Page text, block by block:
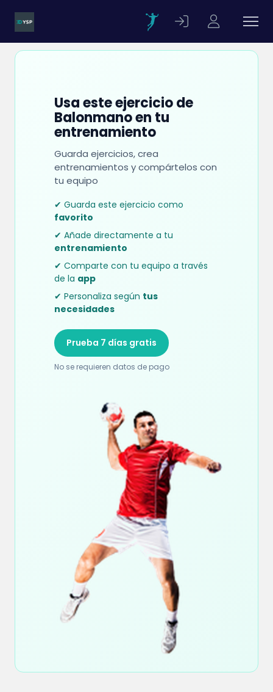
Usa este ejercicio de
Balonmano en tu
entrenamiento
Guarda ejercicios, crea
entrenamientos y compártelos con
tu equipo
✔ Guarda este ejercicio como
favorito
✔ Añade directamente a tu
entrenamiento
✔ Comparte con tu equipo a través
de la app
✔ Personaliza según tus
necesidades
Prueba 7 días gratis
No se requieren datos de pago